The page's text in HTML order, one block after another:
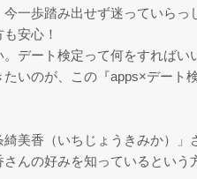
一歩踏み出せず迷っていらっ
安心！
デート検定って何をすればい
いのが、この『apps×デート
美香（いちじょうきみか）」
んの好みを知っているという